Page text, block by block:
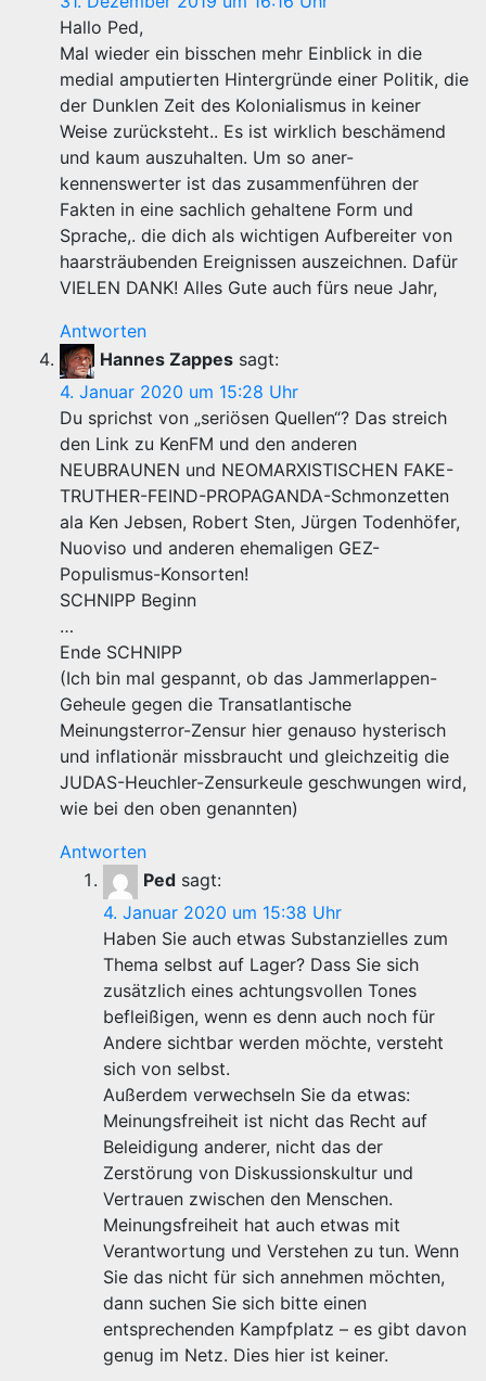
Hallo Ped,
Mal wieder ein bisschen mehr Einblick in die
medial amputierten Hintergründe einer Politik, die
der Dunklen Zeit des Kolonialismus in keiner
Weise zurücksteht.. Es ist wirklich beschämend
und kaum auszuhalten. Um so aner-
kennenswerter ist das zusammenführen der
Fakten in eine sachlich gehaltene Form und
Sprache,. die dich als wichtigen Aufbereiter von
haarsträubenden Ereignissen auszeichnen. Dafür
VIELEN DANK! Alles Gute auch fürs neue Jahr,
Antworten
Hannes Zappes sagt:
4. Januar 2020 um 15:28 Uhr
Du sprichst von „seriösen Quellen“? Das streich
den Link zu KenFM und den anderen
NEUBRAUNEN und NEOMARXISTISCHEN FAKE-
TRUTHER-FEIND-PROPAGANDA-Schmonzetten
ala Ken Jebsen, Robert Sten, Jürgen Todenhöfer,
Nuoviso und anderen ehemaligen GEZ-
Populismus-Konsorten!
SCHNIPP Beginn
…
Ende SCHNIPP
(Ich bin mal gespannt, ob das Jammerlappen-
Geheule gegen die Transatlantische
Meinungsterror-Zensur hier genauso hysterisch
und inflationär missbraucht und gleichzeitig die
JUDAS-Heuchler-Zensurkeule geschwungen wird,
wie bei den oben genannten)
Antworten
Ped sagt:
4. Januar 2020 um 15:38 Uhr
Haben Sie auch etwas Substanzielles zum
Thema selbst auf Lager? Dass Sie sich
zusätzlich eines achtungsvollen Tones
befleißigen, wenn es denn auch noch für
Andere sichtbar werden möchte, versteht
sich von selbst.
Außerdem verwechseln Sie da etwas:
Meinungsfreiheit ist nicht das Recht auf
Beleidigung anderer, nicht das der
Zerstörung von Diskussionskultur und
Vertrauen zwischen den Menschen.
Meinungsfreiheit hat auch etwas mit
Verantwortung und Verstehen zu tun. Wenn
Sie das nicht für sich annehmen möchten,
dann suchen Sie sich bitte einen
entsprechenden Kampfplatz – es gibt davon
genug im Netz. Dies hier ist keiner.